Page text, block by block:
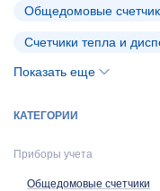
Общедомовые
Счетчики тепла и
Показать еще
КАТЕГОРИИ
Приборы учета
Общедомовые счетчики